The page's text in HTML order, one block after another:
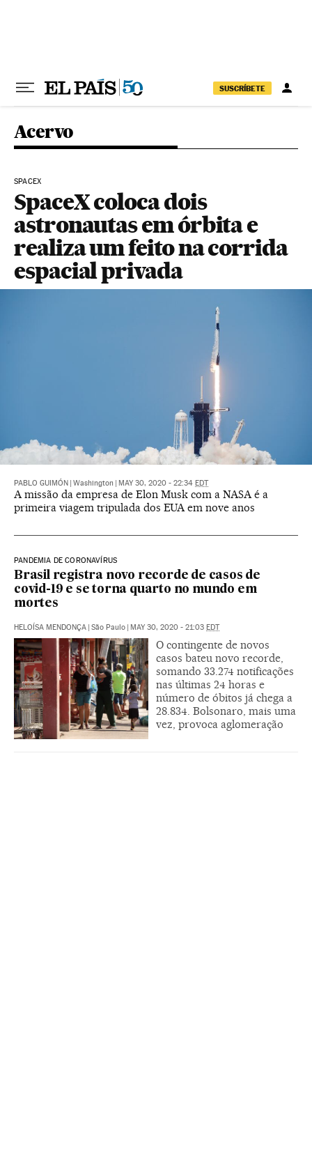
SUSCRÍBETE
Acervo
SPACEX
SpaceX coloca dois
astronautas em órbita e
realiza um feito na corrida
espacial privada
PABLO GUIMÓN Washington MAY 30, 2020 - 22:34 EDT
A missão da empresa de Elon Musk com a NASA é a
primeira viagem tripulada dos EUA em nove anos
PANDEMIA DE CORONAVÍRUS
Brasil registra novo recorde de casos de
covid-19 e se torna quarto no mundo em
mortes
HELOÍSA MENDONÇA São Paulo MAY 30, 2020 - 21:03 EDT
O contingente de novos
casos bateu novo recorde,
somando 33.274 notificações
nas últimas 24 horas e
número de óbitos já chega a
28.834. Bolsonaro, mais uma
vez, provoca aglomeração